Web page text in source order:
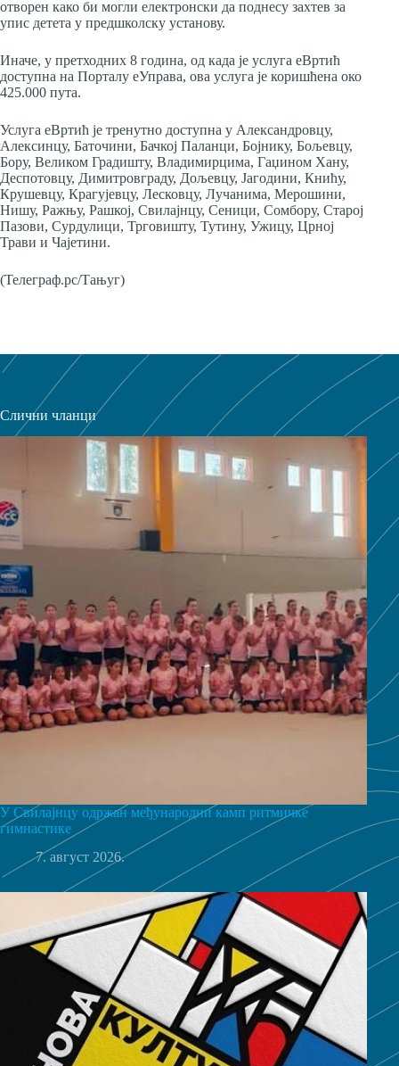
отворен како би могли електронски да поднесу захтев за
упис детета у предшколску установу.
Иначе, у претходних 8 година, од када је услуга еВртић
доступна на Порталу еУправа, ова услуга је коришћена око
425.000 пута.
Услуга еВртић је тренутно доступна у Александровцу,
Алексинцу, Баточини, Бачкој Паланци, Бојнику, Бољевцу,
Бору, Великом Градишту, Владимирцима, Гаџином Хану,
Деспотовцу, Димитровграду, Дољевцу, Јагодини, Книћу,
Крушевцу, Крагујевцу, Лесковцу, Лучанима, Мерошини,
Нишу, Ражњу, Рашкој, Свилајнцу, Сеници, Сомбору, Старој
Пазови, Сурдулици, Трговишту, Тутину, Ужицу, Црној
Трави и Чајетини.
(Телеграф.рс/Тањуг)
Слични чланци
У Свилајнцу одржан међународни камп ритмичке
гимнастике
7. август 2026.